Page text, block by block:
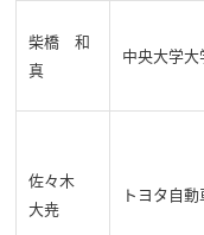
柴橋 和
真
中央大学大
佐々木
大尭
トヨタ自